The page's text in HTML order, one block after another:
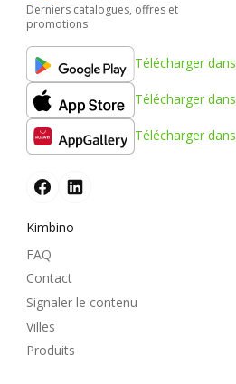
Derniers catalogues, offres et
promotions
Télécharger dans
Télécharger dans
Télécharger dans
Kimbino
FAQ
Contact
Signaler le contenu
Villes
Produits